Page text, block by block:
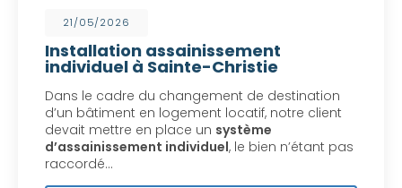
21/05/2026
Installation assainissement
individuel à Sainte-Christie
Dans le cadre du changement de destination
d’un bâtiment en logement locatif, notre client
devait mettre en place un système
d’assainissement individuel, le bien n’étant pas
raccordé…